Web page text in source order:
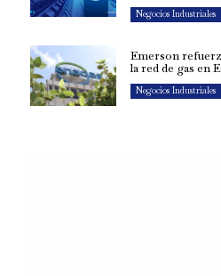
Negocios Industriales
Emerson
la red de gas en
Negocios Industriales